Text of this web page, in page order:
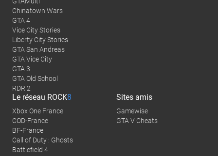
Chinatown Wars
GTA 4
Vice City Stories
Liberty City Stories
GTA San Andreas
GTA Vice City
GTA 3
GTA Old School
RDR 2
Le réseau ROCK8
Xbox One France
COD-France
BF-France
Call of Duty : Ghosts
Battlefield 4
Sites amis
Gamewise
GTA V Cheats